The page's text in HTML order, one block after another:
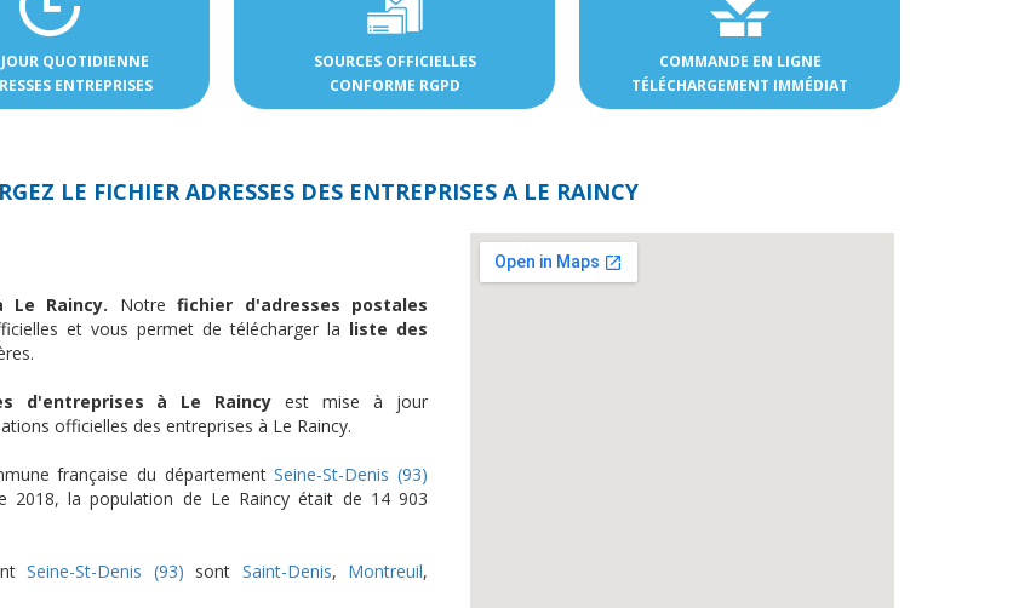
QUOTIDIENNE
ENTREPRISES
SOURCES OFFICIELLES
CONFORME RGPD
COMMANDE EN LIGNE
TÉLÉCHARGEMENT IMMÉDIAT
LE FICHIER ADRESSES DES ENTREPRISES A LE RAINCY
Raincy. Notrefichier d'adresses postales
et vous permet de télécharger la liste des
d'entreprises à Le Raincy est mise à jour
officielles des entreprises à Le Raincy.
française du départementSeine-St-Denis (93)
2018, la population de Le Raincy était de 14 903
Seine-St-Denis (93) sont Saint-Denis, Montreuil,